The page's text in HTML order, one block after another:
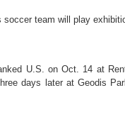
team will play
U.S. on Oct. 14 at
days later at Geodis